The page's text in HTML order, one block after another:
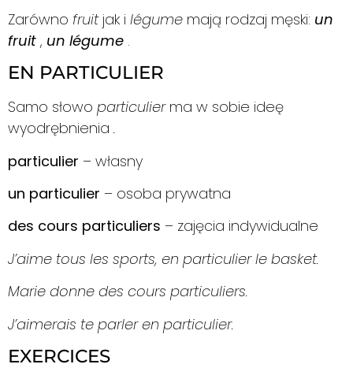
Zarówno fruitjak i légume mają rodzaj męski: un
fruit , un légume .
EN PARTICULIER
Samo słowo particulier ma w sobie ideę
wyodrębnienia .
particulier – własny
un particulier – osoba prywatna
des cours particuliers – zajęcia indywidualne
J’aime tous les sports, en particulier le basket.
Marie donne des cours particuliers.
J’aimerais te parler en particulier.
EXERCICES